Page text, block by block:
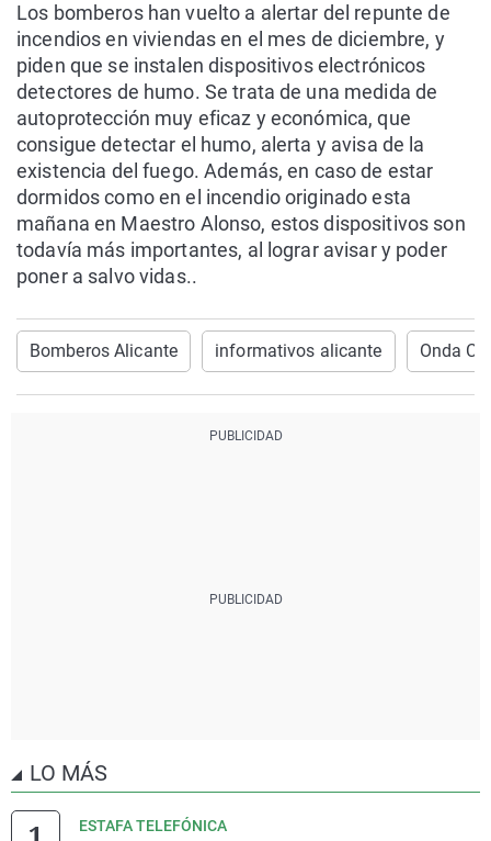
Los bomberos han vuelto a alertar del repunte de
incendios en viviendas en el mes de diciembre, y
piden que se instalen dispositivos electrónicos
detectores de humo. Se trata de una medida de
autoprotección muy eficaz y económica, que
consigue detectar el humo, alerta y avisa de la
existencia del fuego. Además, en caso de estar
dormidos como en el incendio originado esta
mañana en Maestro Alonso, estos dispositivos son
todavía más importantes, al lograr avisar y poder
poner a salvo vidas..
Bomberos Alicante informativos alicante Onda
LO MÁS
ESTAFA TELEFÓNICA